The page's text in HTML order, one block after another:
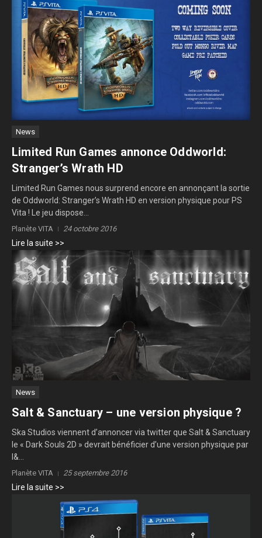
News
Limited Run Games annonce Oddworld:
Stranger’s Wrath HD
Limited Run Games nous surprend encore en annonçant la sortie
de Oddworld: Stranger’s Wrath HD en version physique pour PS
Vita ! Le jeu dispose...
Planète VITA 24 octobre 2016
Lire la suite >>
News
Salt & Sanctuary – une version physique ?
Ska Studios viennent d’annoncer via twitter que Salt & Sanctuary
le « Dark Souls 2D » devrait bénéficier d’une version physique par
l&...
Planète VITA 25 septembre 2016
Lire la suite >>